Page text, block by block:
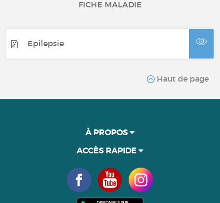
FICHE MALADIE
Epilepsie
Haut de page
À PROPOS
ACCÈS RAPIDE